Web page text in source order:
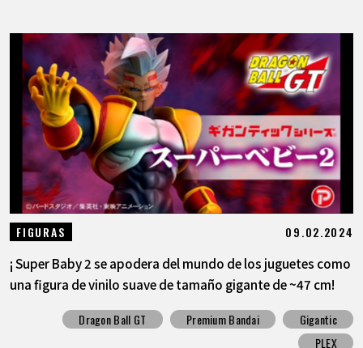
FIGURAS 09.02.2024
¡ Super Baby 2 se apodera del mundo de los juguetes como
una figura de vinilo suave de tamaño gigante de ~47 cm!
Dragon Ball GT Premium Bandai
Gigantic
PLEX